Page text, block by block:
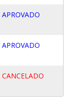
APROVADO
APROVADO
CANCELADO